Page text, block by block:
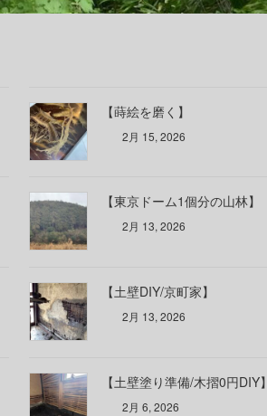
【蒔絵を磨く】
2月 15, 2026
【東京ドーム1個分の山林】
2月 13, 2026
【土壁DIY/京町家】
2月 13, 2026
【土壁塗り準備/木摺0円DIY】
2月 6, 2026